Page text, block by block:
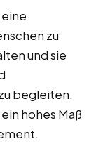
zu
und sie
begleiten.
hohes Maß